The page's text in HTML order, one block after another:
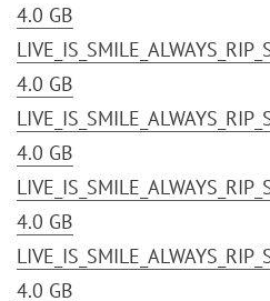
4.0 GB
4.0 GB
4.0 GB
4.0 GB
4.0 GB